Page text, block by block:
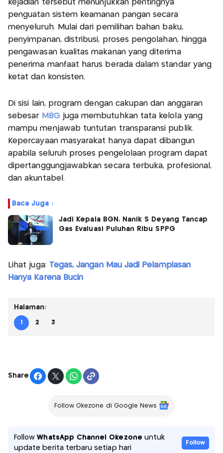
kejadian tersebut menunjukkan pentingnya
penguatan sistem keamanan pangan secara
menyeluruh. Mulai dari pemilihan bahan baku,
penyimpanan, distribusi, proses pengolahan, hingga
pengawasan kualitas makanan yang diterima
penerima manfaat harus berada dalam standar yang
ketat dan konsisten.
Di sisi lain, program dengan cakupan dan anggaran
sebesar MBG juga membutuhkan tata kelola yang
mampu menjawab tuntutan transparansi publik.
Kepercayaan masyarakat hanya dapat dibangun
apabila seluruh proses pengelolaan program dapat
dipertanggungjawabkan secara terbuka, profesional,
dan akuntabel.
Baca Juga :
Jadi Kepala BGN, Nanik S Deyang Tancap
Gas Evaluasi Puluhan Ribu SPPG
Lihat juga: Tegas, Jangan Mau Jadi Pelampiasan
Hanya Karena Bucin
Halaman:
1 2 3
Share
Follow Okezone di Google News
FollowWhatsApp Channel Okezone untuk
update berita terbaru setiap hari
Follow